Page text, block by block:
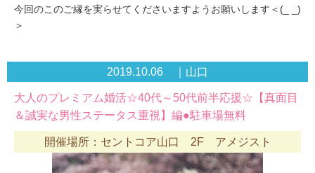
今回のこのご縁を実らせてくださいますようお願いします＜(_ _)
＞
2019.10.06 ｜山口
大人のプレミアム婚活☆40代～50代前半応援☆【真面目
＆誠実な男性ステータス重視】編●駐車場無料
開催場所：セントコア山口 2F アメジスト